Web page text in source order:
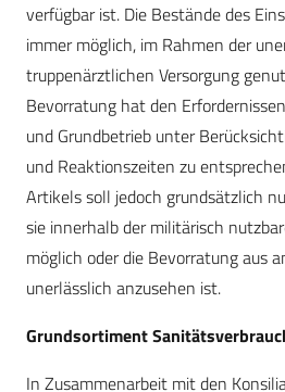
verfügbar ist. Die Bestände des
immer möglich, im Rahmen der
truppenärztlichen Versorgung
Bevorratung hat den
und Grundbetrieb unter
und Reaktionszeiten zu
Artikels soll jedoch grundsätzlich
sie innerhalb der militärisch
möglich oder die Bevorratung aus
unerlässlich anzusehen ist.
Grundsortiment
In Zusammenarbeit mit den